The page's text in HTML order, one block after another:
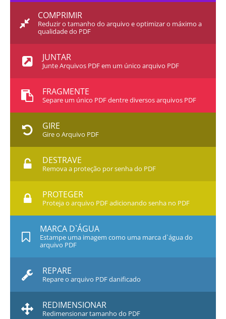
COMPRIMIR
Reduzir o tamanho do arquivo e optimizar o máximo a
qualidade do PDF
JUNTAR
Junte Arquivos PDF em um único arquivo PDF
FRAGMENTE
Separe um único PDF dentre diversos arquivos PDF
GIRE
Gire o Arquivo PDF
DESTRAVE
Remova a proteção por senha do PDF
PROTEGER
Proteja o arquivo PDF adicionando senha no PDF
MARCA D`ÁGUA
Estampe uma imagem como uma marca d`água do
arquivo PDF
REPARE
Repare o arquivo PDF danificado
REDIMENSIONAR
Redimensionar tamanho do PDF